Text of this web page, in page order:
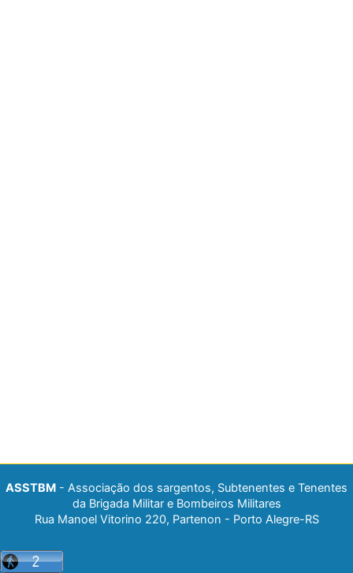
ASSTBM - Associação dos sargentos, Subtenentes e Tenentes
da Brigada Militar e Bombeiros Militares
Rua Manoel Vitorino 220, Partenon - Porto Alegre-RS